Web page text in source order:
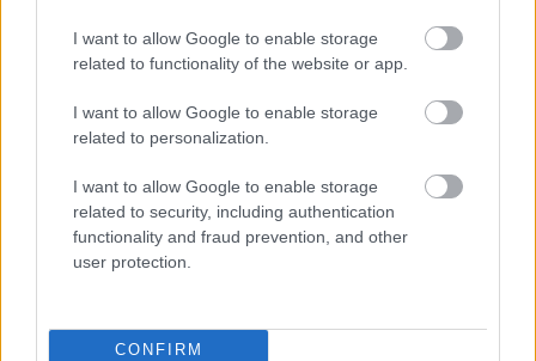
I want to allow Google to enable storage
related to functionality of the website or app.
I want to allow Google to enable storage
related to personalization.
I want to allow Google to enable storage
related to security, including authentication
functionality and fraud prevention, and other
user protection.
CONFIRM
Fiesta de Vino ráhangolódás